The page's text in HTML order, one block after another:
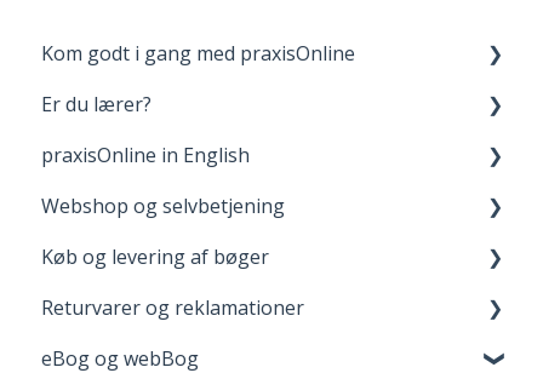
Kom godt i gang med praxisOnline
Opret bruger og login
Dine materialer på praxisOnline
Hjælp til tekniske udfordringer
Er du lærer?
Fagpakker
webBog og eBog+
boost
FGU - pædagogiske værktøjer
praxisOnline in English
Manage Your Account
Your Materials on praxisOnline
Help with Technical Issues
Webshop og selvbetjening
Opret bruger og login
Når du handler
Køb og levering af bøger
Levering
Adgang til digitale materialer
Returvarer og reklamationer
Returnering
eBog og webBog